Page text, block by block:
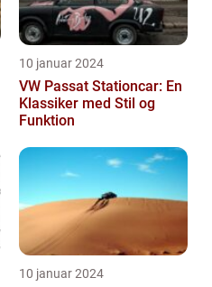
10 januar 2024
VW Passat Stationcar: En
Klassiker med Stil og
Funktion
10 januar 2024